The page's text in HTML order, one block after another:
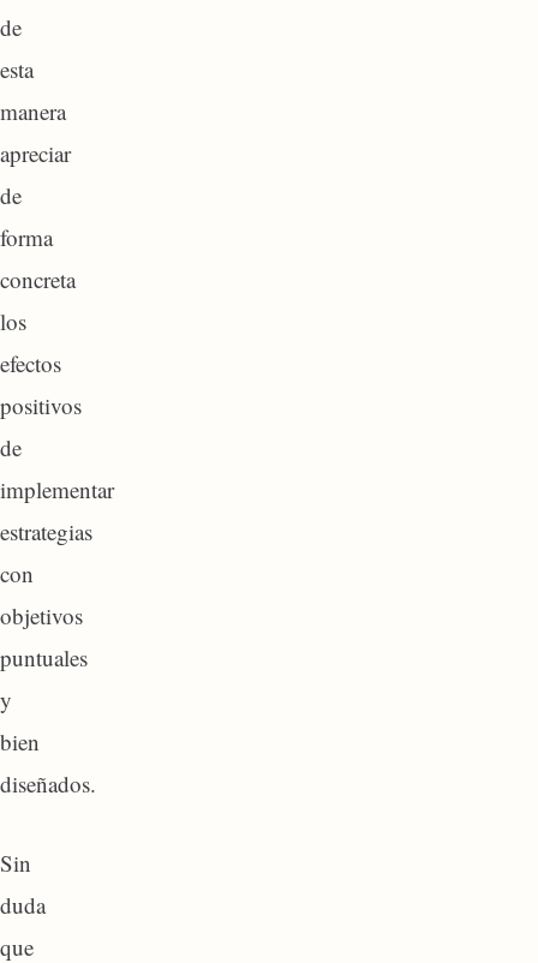
de
esta
manera
apreciar
de
forma
concreta
los
efectos
positivos
de
implementar
estrategias
con
objetivos
puntuales
y
bien
diseñados.
Sin
duda
que